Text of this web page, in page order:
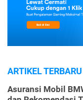
ARTIKEL TERBARU
Asuransi Mobil